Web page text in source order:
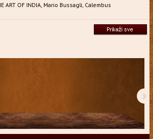
ART OF INDIA, Mario Bussagli, Calembus
›